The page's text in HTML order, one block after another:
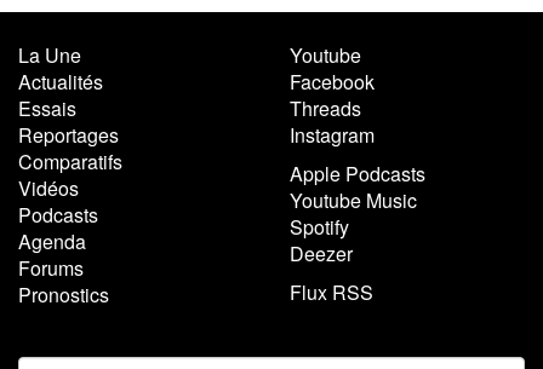
La Une
Actualités
Essais
Reportages
Comparatifs
Vidéos
Podcasts
Agenda
Forums
Pronostics
Youtube
Facebook
Threads
Instagram
Apple Podcasts
Youtube Music
Spotify
Deezer
Flux RSS